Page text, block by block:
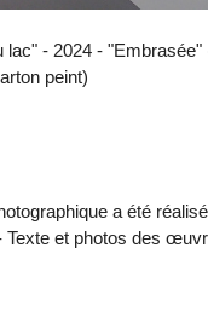
lac" - 2024 -
peint)
a été
Texte et photos des